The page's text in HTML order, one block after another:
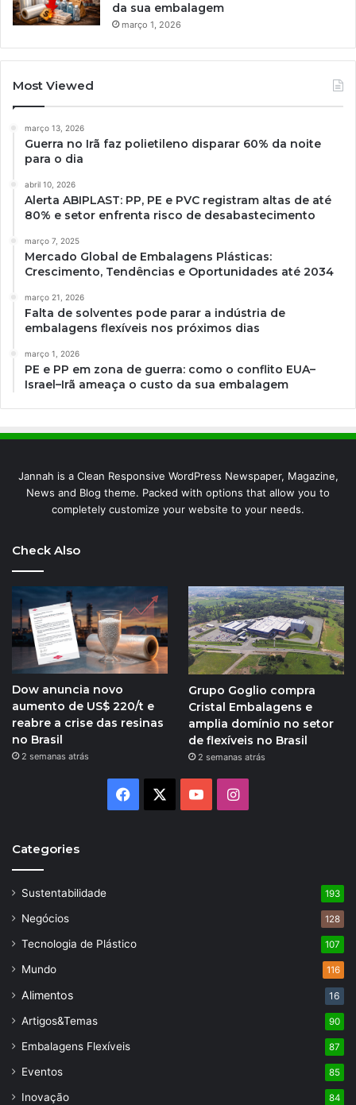
da sua embalagem
março 1, 2026
Most Viewed
março 13, 2026
Guerra no Irã faz polietileno disparar 60% da noite
para o dia
abril 10, 2026
Alerta ABIPLAST: PP, PE e PVC registram altas de até
80% e setor enfrenta risco de desabastecimento
março 7, 2025
Mercado Global de Embalagens Plásticas:
Crescimento, Tendências e Oportunidades até 2034
março 21, 2026
Falta de solventes pode parar a indústria de
embalagens flexíveis nos próximos dias
março 1, 2026
PE e PP em zona de guerra: como o conflito EUA–
Israel–Irã ameaça o custo da sua embalagem
Jannah is a Clean Responsive WordPress Newspaper, Magazine,
News and Blog theme. Packed with options that allow you to
completely customize your website to your needs.
Check Also
Dow anuncia novo
aumento de US$ 220/t e
reabre a crise das resinas
no Brasil
2 semanas atrás
Grupo Goglio compra
Cristal Embalagens e
amplia domínio no setor
de flexíveis no Brasil
2 semanas atrás
Facebook YouTubeInstagram
Categories
Sustentabilidade 193
Negócios 128
Tecnologia de Plástico 107
Mundo 116
Alimentos 16
Artigos&Temas 90
Embalagens Flexíveis 87
Eventos 85
Inovação 84